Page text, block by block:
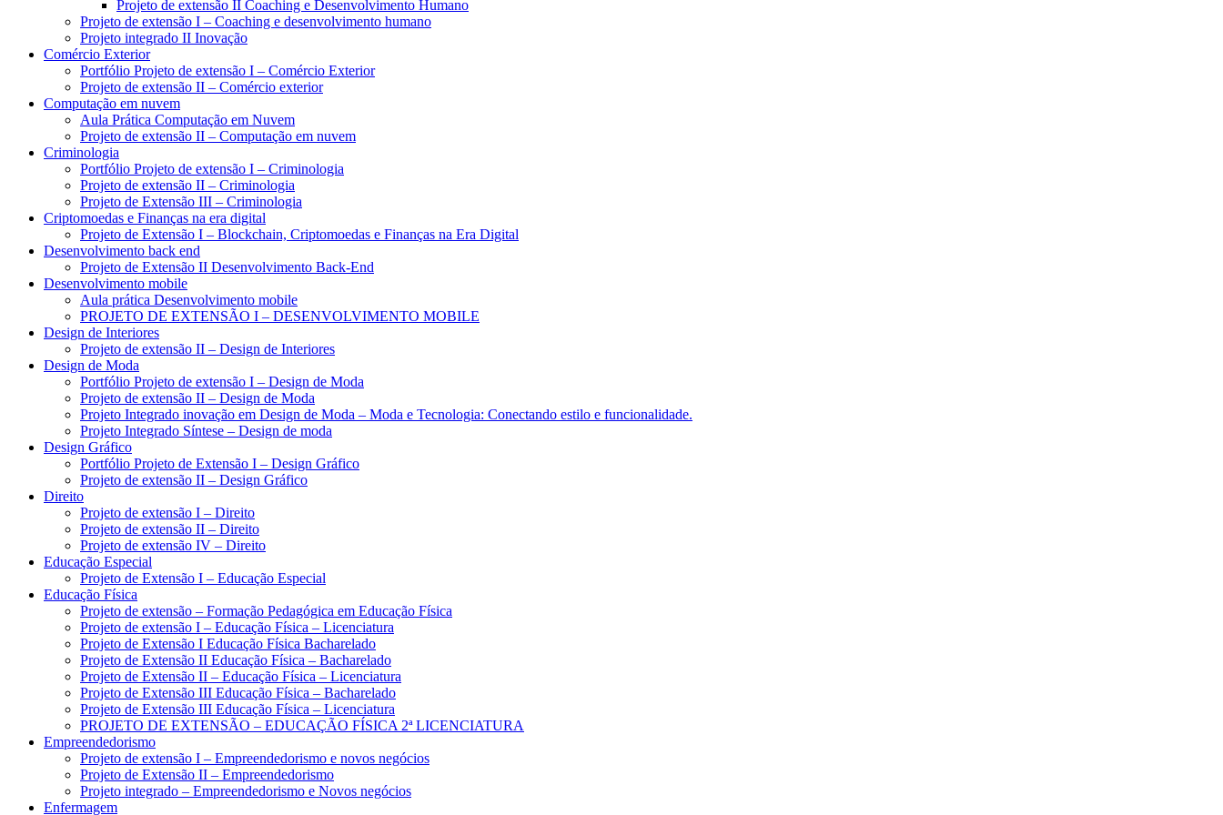
Projeto de extensão II Coaching e Desenvolvimento Humano
Projeto de extensão I – Coaching e desenvolvimento humano
Projeto integrado II Inovação
Comércio Exterior
Portfólio Projeto de extensão I – Comércio Exterior
Projeto de extensão II – Comércio exterior
Computação em nuvem
Aula Prática Computação em Nuvem
Projeto de extensão II – Computação em nuvem
Criminologia
Portfólio Projeto de extensão I – Criminologia
Projeto de extensão II – Criminologia
Projeto de Extensão III – Criminologia
Criptomoedas e Finanças na era digital
Projeto de Extensão I – Blockchain, Criptomoedas e Finanças na Era Digital
Desenvolvimento back end
Projeto de Extensão II Desenvolvimento Back-End
Desenvolvimento mobile
Aula prática Desenvolvimento mobile
PROJETO DE EXTENSÃO I – DESENVOLVIMENTO MOBILE
Design de Interiores
Projeto de extensão II – Design de Interiores
Design de Moda
Portfólio Projeto de extensão I – Design de Moda
Projeto de extensão II – Design de Moda
Projeto Integrado inovação em Design de Moda – Moda e Tecnologia: Conectando estilo e funcionalidade.
Projeto Integrado Síntese – Design de moda
Design Gráfico
Portfólio Projeto de Extensão I – Design Gráfico
Projeto de extensão II – Design Gráfico
Direito
Projeto de extensão I – Direito
Projeto de extensão II – Direito
Projeto de extensão IV – Direito
Educação Especial
Projeto de Extensão I – Educação Especial
Educação Física
Projeto de extensão – Formação Pedagógica em Educação Física
Projeto de extensão I – Educação Física – Licenciatura
Projeto de Extensão I Educação Física Bacharelado
Projeto de Extensão II Educação Física – Bacharelado
Projeto de Extensão II – Educação Física – Licenciatura
Projeto de Extensão III Educação Física – Bacharelado
Projeto de Extensão III Educação Física – Licenciatura
PROJETO DE EXTENSÃO – EDUCAÇÃO FÍSICA 2ª LICENCIATURA
Empreendedorismo
Projeto de extensão I – Empreendedorismo e novos negócios
Projeto de Extensão II – Empreendedorismo
Projeto integrado – Empreendedorismo e Novos negócios
Enfermagem